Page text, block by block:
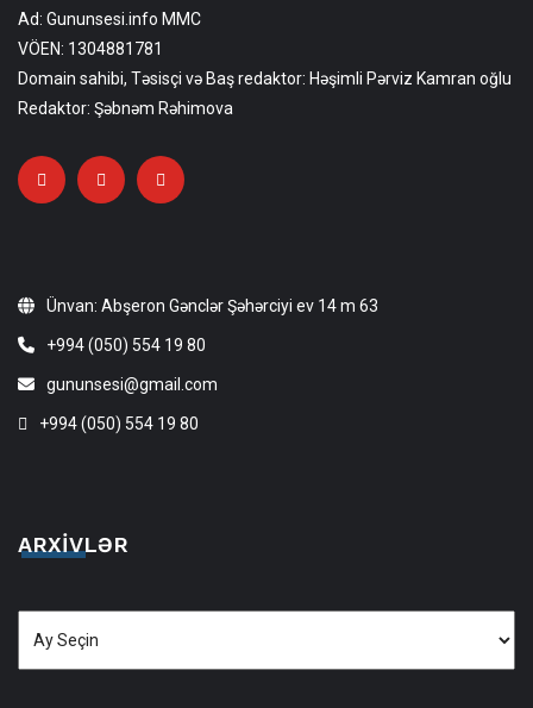
Ad: Gununsesi.info MMC
VÖEN: 1304881781
Domain sahibi, Təsisçi və Baş redaktor: Həşimli Pərviz Kamran oğlu
Redaktor: Şəbnəm Rəhimova
Ünvan: Abşeron Gənclər Şəhərciyi ev 14 m 63
+994 (050) 554 19 80
gununsesi@gmail.com
+994 (050) 554 19 80
ARXIVLƏR
Arxivlər